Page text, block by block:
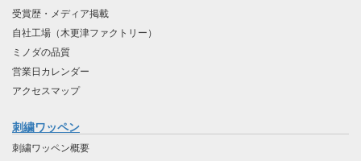
受賞歴・メディア掲載
自社工場（木更津ファクトリー）
ミノダの品質
営業日カレンダー
アクセスマップ
刺繍ワッペン
刺繍ワッペン概要